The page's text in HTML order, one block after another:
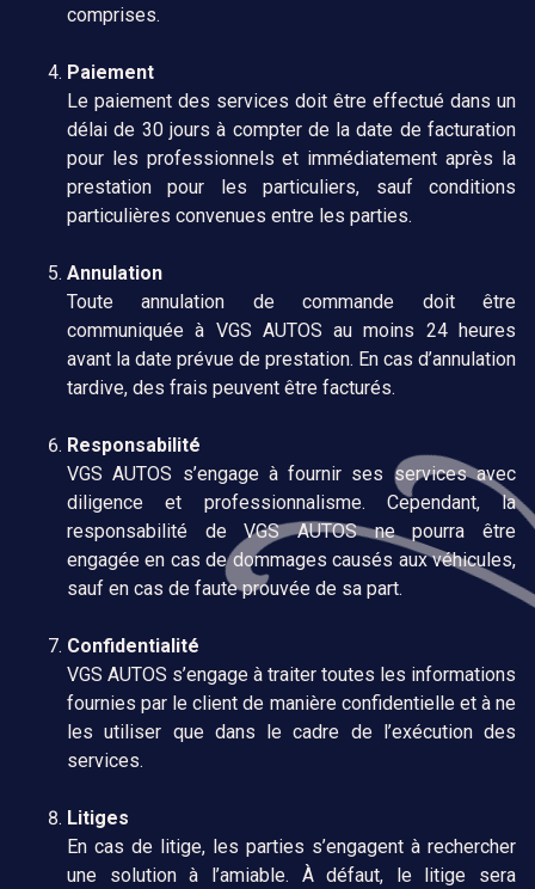
comprises.
Paiement
Le paiement des services doit être effectué dans un
délai de 30 jours à compter de la date de facturation
pour les professionnels et immédiatement après la
prestation pour les particuliers, sauf conditions
particulières convenues entre les parties.
Annulation
Toute annulation de commande doit être
communiquée à VGS AUTOS au moins 24 heures
avant la date prévue de prestation. En cas d’annulation
tardive, des frais peuvent être facturés.
Responsabilité
VGS AUTOS s’engage à fournir ses services avec
diligence et professionnalisme. Cependant, la
responsabilité de VGS AUTOS ne pourra être
engagée en cas de dommages causés aux véhicules,
sauf en cas de faute prouvée de sa part.
Confidentialité
VGS AUTOS s’engage à traiter toutes les informations
fournies par le client de manière confidentielle et à ne
les utiliser que dans le cadre de l’exécution des
services.
Litiges
En cas de litige, les parties s’engagent à rechercher
une solution à l’amiable. À défaut, le litige sera